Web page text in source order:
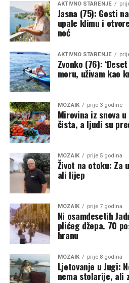
AKTIVNO STARENJE
Jasna (75): Gosti
upale klimu i
noć
AKTIVNO STARENJE
Zvonko (76):
moru, uživam kao
MOZAIK prije 3 godine
Mirovina iz snova
čista, a ljudi su
MOZAIK prije 5 godina
Život na otoku: Za
ali lijep
MOZAIK prije 7 godina
Ni osamdesetih
plićeg džepa. 70
hranu
MOZAIK prije 8 godina
Ljetovanje u Jugi:
nema stolarije, ali